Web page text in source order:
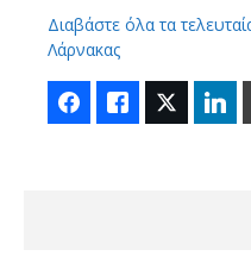
Διαβάστε όλα τα
Λάρνακας
FacebookLike Twitter